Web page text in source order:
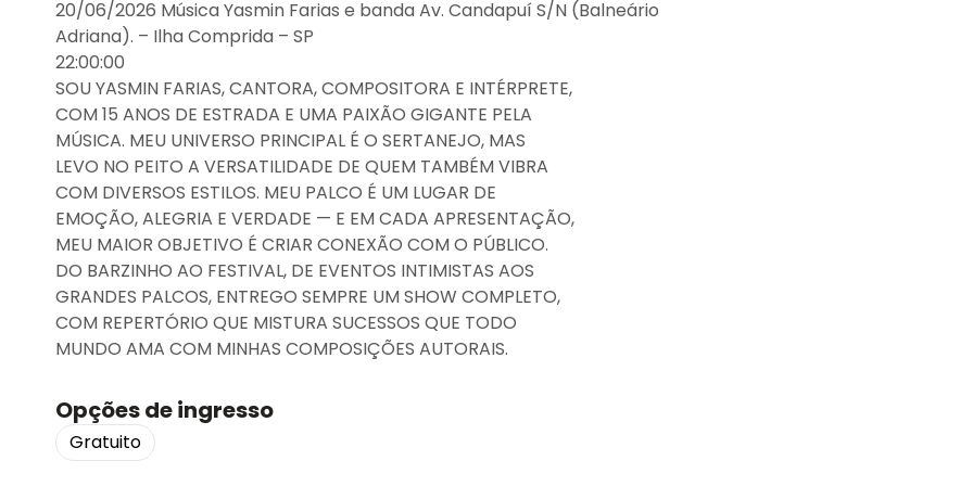
20/06/2026 Música Yasmin Farias e banda Av. Candapuí S/N (Balneário
Adriana). – Ilha Comprida – SP
22:00:00
SOU YASMIN FARIAS, CANTORA, COMPOSITORA E INTÉRPRETE,
COM 15 ANOS DE ESTRADA E UMA PAIXÃO GIGANTE PELA
MÚSICA. MEU UNIVERSO PRINCIPAL É O SERTANEJO, MAS
LEVO NO PEITO A VERSATILIDADE DE QUEM TAMBÉM VIBRA
COM DIVERSOS ESTILOS. MEU PALCO É UM LUGAR DE
EMOÇÃO, ALEGRIA E VERDADE — E EM CADA APRESENTAÇÃO,
MEU MAIOR OBJETIVO É CRIAR CONEXÃO COM O PÚBLICO.
DO BARZINHO AO FESTIVAL, DE EVENTOS INTIMISTAS AOS
GRANDES PALCOS, ENTREGO SEMPRE UM SHOW COMPLETO,
COM REPERTÓRIO QUE MISTURA SUCESSOS QUE TODO
MUNDO AMA COM MINHAS COMPOSIÇÕES AUTORAIS.
Opções de ingresso
Gratuito